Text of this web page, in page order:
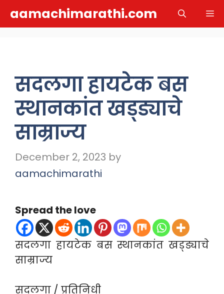
aamachimarathi.com
सदलगा हायटेक बस
स्थानकांत खड्ड्याचे
साम्राज्य
December 2, 2023 by
aamachimarathi
Spread the love
सदलगा हायटेक बस स्थानकांत खड्ड्याचे
साम्राज्य
सदलगा / प्रतिनिधी